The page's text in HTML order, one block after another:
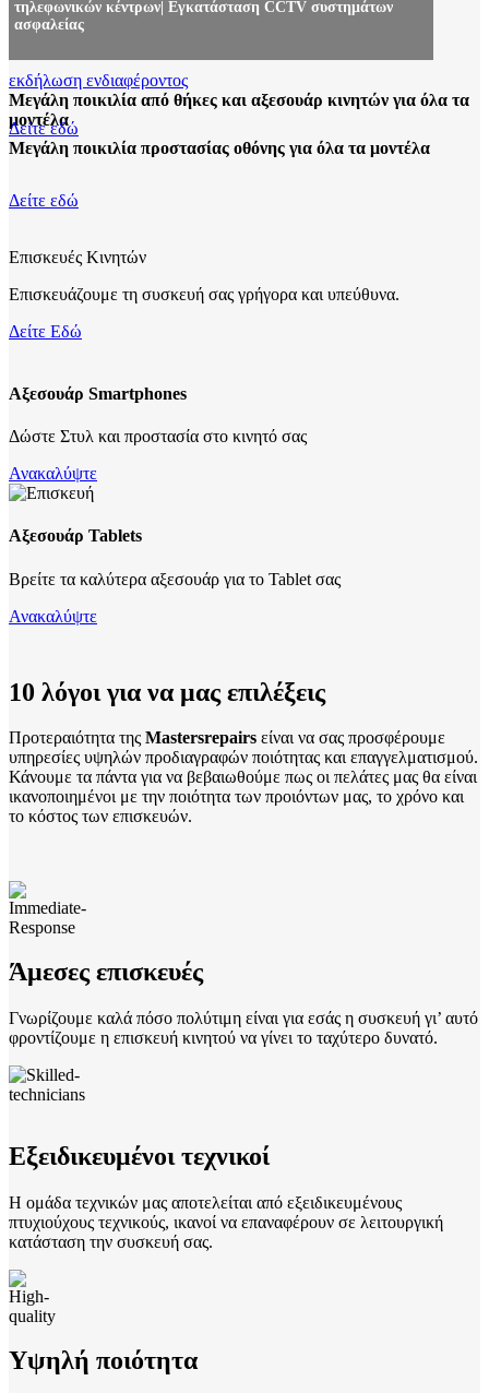
τηλεφωνικών κέντρων| Εγκατάσταση CCTV συστημάτων
ασφαλείας
εκδήλωση ενδιαφέροντος
Μεγάλη ποικιλία από θήκες και αξεσουάρ κινητών για όλα τα
μοντέλα
Δείτε εδώ
Μεγάλη ποικιλία προστασίας οθόνης για όλα τα μοντέλα
Δείτε εδώ
Επισκευές Κινητών
Επισκευάζουμε τη συσκευή σας γρήγορα και υπεύθυνα.
Δείτε Εδώ
Αξεσουάρ Smartphones
Δώστε Στυλ και προστασία στο κινητό σας
Ανακαλύψτε
Αξεσουάρ Tablets
Βρείτε τα καλύτερα αξεσουάρ για το Tablet σας
Ανακαλύψτε
10 λόγοι για να μας επιλέξεις
Προτεραιότητα της Mastersrepairs είναι να σας προσφέρουμε
υπηρεσίες υψηλών προδιαγραφών ποιότητας και επαγγελματισμού.
Κάνουμε τα πάντα για να βεβαιωθούμε πως οι πελάτες μας θα είναι
ικανοποιημένοι με την ποιότητα των προιόντων μας, το χρόνο και
το κόστος των επισκευών.
Άμεσες επισκευές
Γνωρίζουμε καλά πόσο πολύτιμη είναι για εσάς η συσκευή γι’ αυτό
φροντίζουμε η επισκευή κινητού να γίνει το ταχύτερο δυνατό.
Εξειδικευμένοι τεχνικοί
Η ομάδα τεχνικών μας αποτελείται από εξειδικευμένους
πτυχιούχους τεχνικούς, ικανοί να επαναφέρουν σε λειτουργική
κατάσταση την συσκευή σας.
Υψηλή ποιότητα